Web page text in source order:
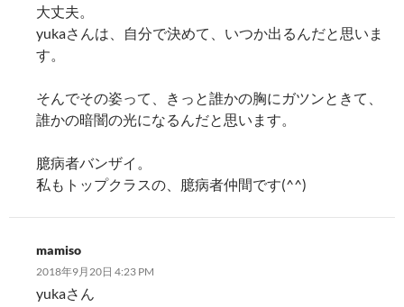
大丈夫。
yukaさんは、自分で決めて、いつか出るんだと思いま
す。
そんでその姿って、きっと誰かの胸にガツンときて、
誰かの暗闇の光になるんだと思います。
臆病者バンザイ。
私もトップクラスの、臆病者仲間です(^^)
mamiso
2018年9月20日 4:23 PM
yukaさん